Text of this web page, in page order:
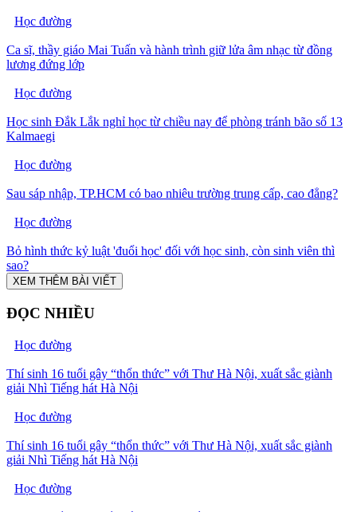
Học đường
Ca sĩ, thầy giáo Mai Tuấn và hành trình giữ lửa âm nhạc từ đồng
lương đứng lớp
Học đường
Học sinh Đắk Lắk nghỉ học từ chiều nay để phòng tránh bão số 13
Kalmaegi
Học đường
Sau sáp nhập, TP.HCM có bao nhiêu trường trung cấp, cao đẳng?
Học đường
Bỏ hình thức kỷ luật 'đuổi học' đối với học sinh, còn sinh viên thì
sao?
XEM THÊM BÀI VIẾT
ĐỌC NHIỀU
Học đường
Thí sinh 16 tuổi gây “thổn thức” với Thư Hà Nội, xuất sắc giành
giải Nhì Tiếng hát Hà Nội
Học đường
Thí sinh 16 tuổi gây “thổn thức” với Thư Hà Nội, xuất sắc giành
giải Nhì Tiếng hát Hà Nội
Học đường